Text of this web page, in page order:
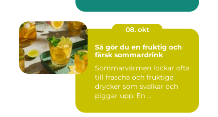
08. okt
Så gör du en fruktig och
färsk sommardrink
Sommarvärmen lockar ofta
till fräscha och fruktiga
drycker som svalkar och
piggar upp. En ...